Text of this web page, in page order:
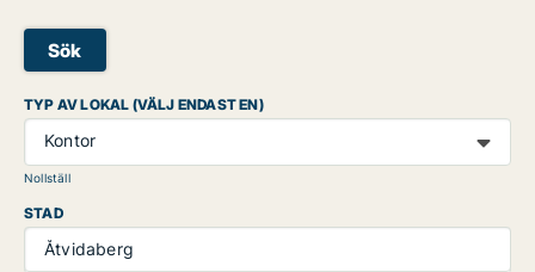
Sök
TYP AV LOKAL (VÄLJ ENDAST EN)
Kontor
Nollställ
STAD
Åtvidaberg